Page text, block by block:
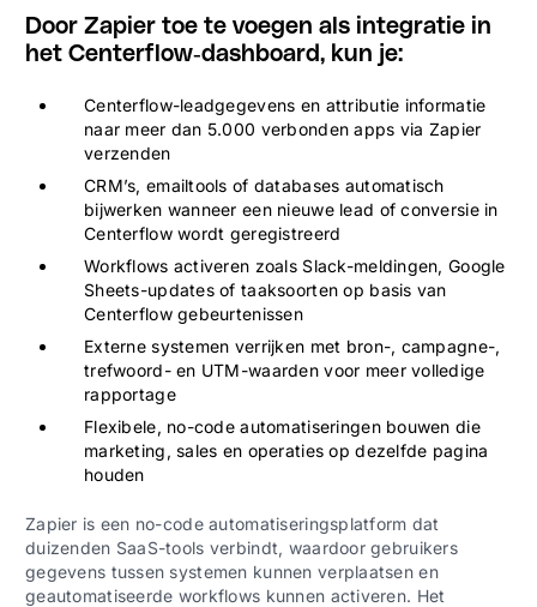
Door Zapier toe te voegen als integratie in
het Centerflow-dashboard, kun je:
Centerflow-leadgegevens en attributie informatie
naar meer dan 5.000 verbonden apps via Zapier
verzenden
CRM’s, emailtools of databases automatisch
bijwerken wanneer een nieuwe lead of conversie in
Centerflow wordt geregistreerd
Workflows activeren zoals Slack-meldingen, Google
Sheets-updates of taaksoorten op basis van
Centerflow gebeurtenissen
Externe systemen verrijken met bron-, campagne-,
trefwoord- en UTM-waarden voor meer volledige
rapportage
Flexibele, no-code automatiseringen bouwen die
marketing, sales en operaties op dezelfde pagina
houden
Zapier is een no-code automatiseringsplatform dat
duizenden SaaS-tools verbindt, waardoor gebruikers
gegevens tussen systemen kunnen verplaatsen en
geautomatiseerde workflows kunnen activeren. Het